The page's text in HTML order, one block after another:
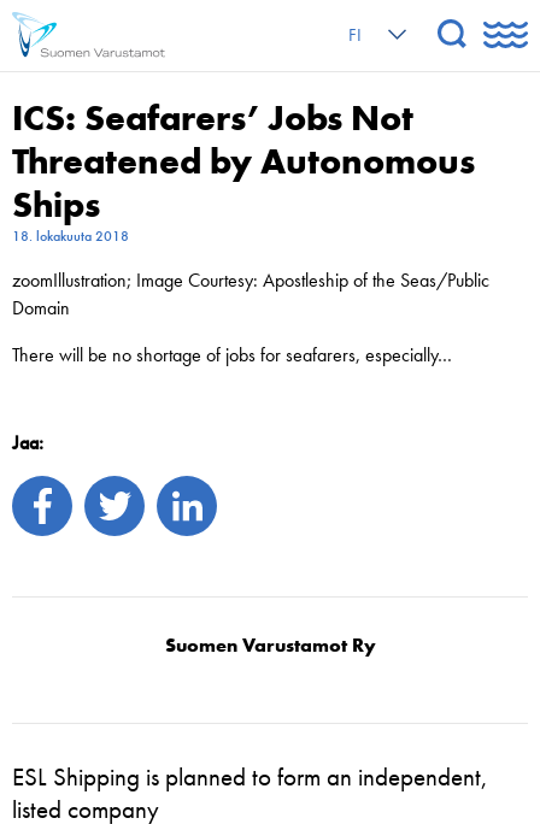
FI
ICS: Seafarers’ Jobs Not
Threatened by Autonomous
Ships
18. lokakuuta 2018
zoomIllustration; Image Courtesy: Apostleship of the Seas/Public
Domain
There will be no shortage of jobs for seafarers, especially…
Jaa:
Suomen Varustamot Ry
ESL Shipping is planned to form an independent,
listed company